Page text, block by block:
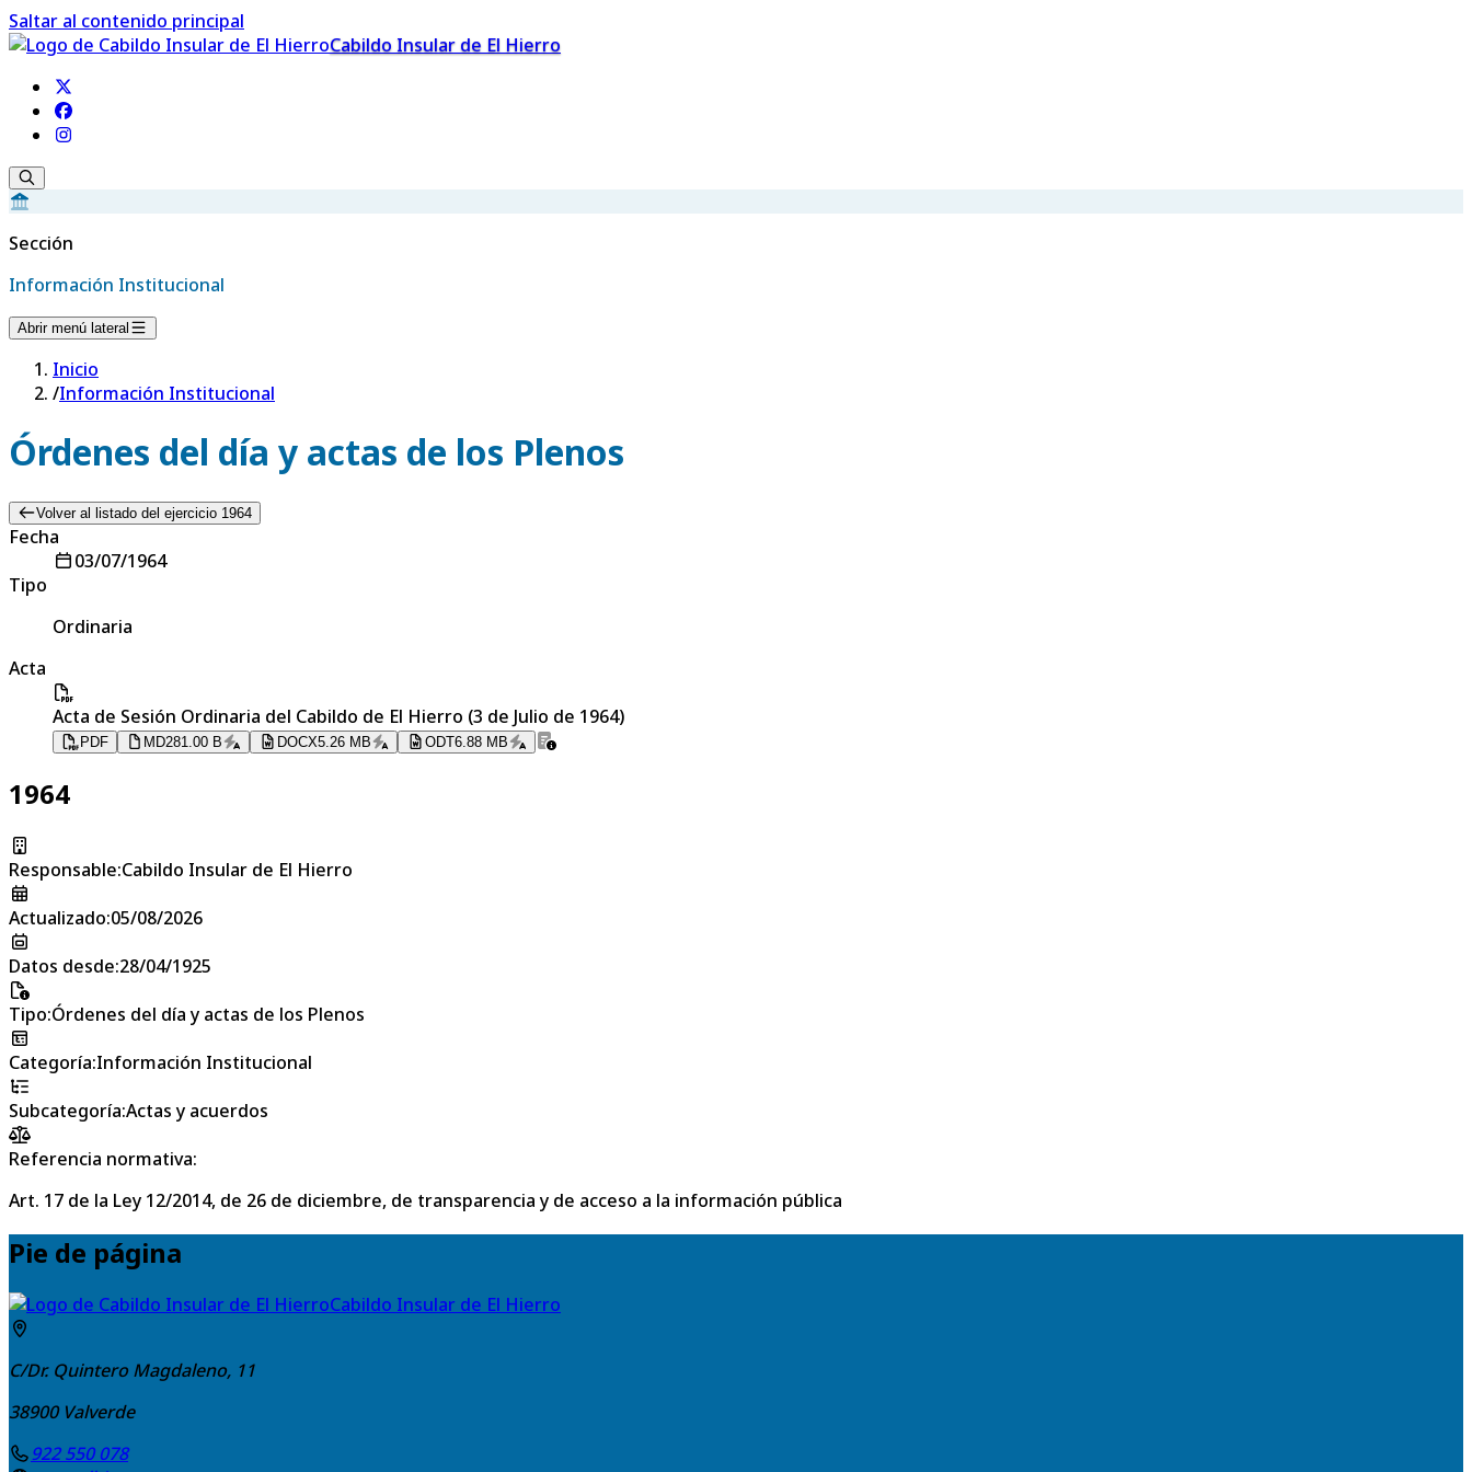
Saltar al contenido principal
Cabildo Insular de El Hierro
Sección
Información Institucional
Abrir menú lateral
Inicio
/Información Institucional
Órdenes del día y actas de los Plenos
Volver al listado del ejercicio 1964
Fecha
03/07/1964
Tipo
Ordinaria
Acta
Acta de Sesión Ordinaria del Cabildo de El Hierro (3 de Julio de 1964)
PDF MD281.00 B DOCX5.26 MB ODT6.88 MB
1964
Responsable:Cabildo Insular de El Hierro
Actualizado:05/08/2026
Datos desde:28/04/1925
Tipo:Órdenes del día y actas de los Plenos
Categoría:Información Institucional
Subcategoría:Actas y acuerdos
Referencia normativa:
Art. 17 de la Ley 12/2014, de 26 de diciembre, de transparencia y de acceso a la información pública
Pie de página
Cabildo Insular de El Hierro
C/Dr. Quintero Magdaleno, 11
38900 Valverde
922 550 078